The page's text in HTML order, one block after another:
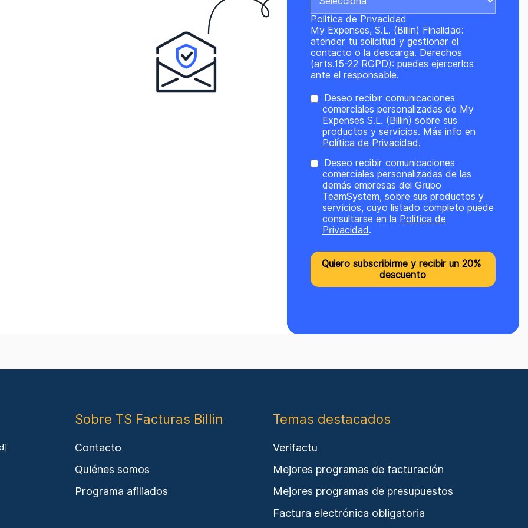
Política de Privacidad
My Expenses, S.L. (Billin) Finalidad:
atender tu solicitud y gestionar el
contacto o la descarga. Derechos
(arts.15-22 RGPD): puedes ejercerlos
ante el responsable.
Deseo recibir comunicaciones
comerciales personalizadas de My
Expenses S.L. (Billin) sobre sus
productos y servicios. Más info en
Política de Privacidad .
Deseo recibir comunicaciones
comerciales personalizadas de las
demás empresas del Grupo
TeamSystem, sobre sus productos y
servicios, cuyo listado completo puede
consultarse en la Política de
Privacidad .
Sobre TS Facturas Billin
Contacto
Quiénes somos
Programa afiliados
Temas destacados
Verifactu
Mejores programas de facturación
Mejores programas de presupuestos
Factura electrónica obligatoria